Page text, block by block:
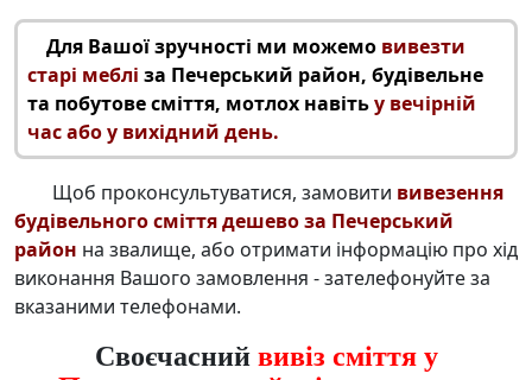
Для Вашої зручності ми можемо вивезти
старі меблі за Печерський район, будівельне
та побутове сміття, мотлох навітьу вечірній
час або у вихідний день.
Щоб проконсультуватися, замовити вивезення
будівельного сміття дешево за Печерський
район на звалище, або отримати інформацію про хід
виконання Вашого замовлення - зателефонуйте за
вказаними телефонами.
Своєчаснийвивіз сміття у